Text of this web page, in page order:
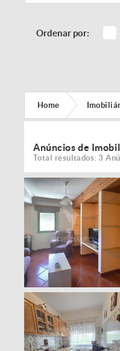
Ordenar por:
Home
Anúncios de
Total resultados: 3